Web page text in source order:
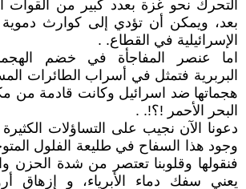
التحرك نحو غزة بعدد كبير من القوات
بعد، ويمكن أن تؤدي إلى كوارث دموية
الإسرائيلية في القطاع. .
اما عنصر المفاجأة في خضم
البربرية فتمثل في أسراب الطائرات
هجماتها ضد اسرائيل وكانت قادمة من
البحر الأحمر !؟!. .
دعونا الآن نجيب على التساؤلات
وجود هذا السفاح في طليعة الفلول
فنقولها وقلوبنا تعتصر من شدة الحزن
يعني سفك دماء الأبرياء، و إزهاق